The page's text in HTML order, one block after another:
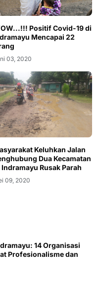
Positif Covid-19 di
Mencapai 22
03, 2020
Keluhkan Jalan
Dua Kecamatan
Indramayu Rusak Parah
09, 2020
14 Organisasi
Profesionalisme dan